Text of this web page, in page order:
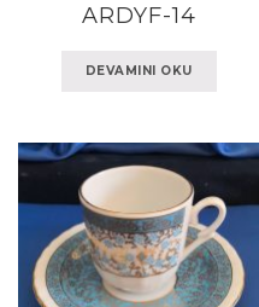
ARDYF-14
DEVAMINI OKU